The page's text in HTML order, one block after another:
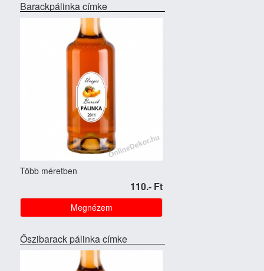
Barackpálinka címke
Több méretben
110.- Ft
Megnézem
Őszibarack pálinka címke